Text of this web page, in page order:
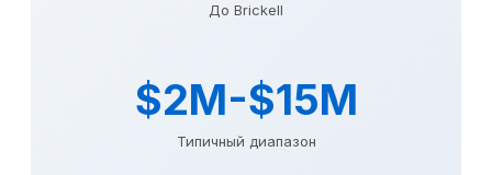
До Brickell
$2M-$15M
Типичный диапазон